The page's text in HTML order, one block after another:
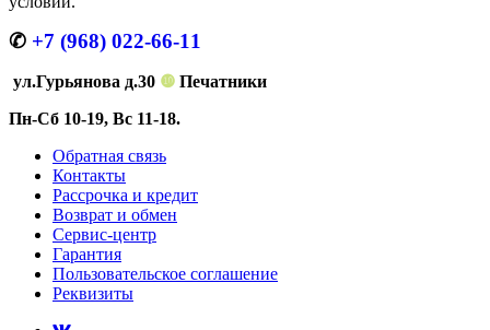
✆ +7 (968) 022-66-11
ул.Гурьянова д.30 ❿ Печатники
Пн-Сб 10-19, Вс 11-18.
Обратная связь
Контакты
Рассрочка и кредит
Возврат и обмен
Сервис-центр
Гарантия
Пользовательское соглашение
Реквизиты